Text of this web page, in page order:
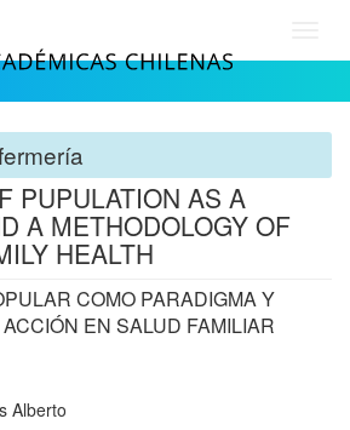
PUPULATION AS A
A METHODOLOGY OF
HEALTH
COMO PARADIGMA Y
EN SALUD FAMILIAR
Alberto